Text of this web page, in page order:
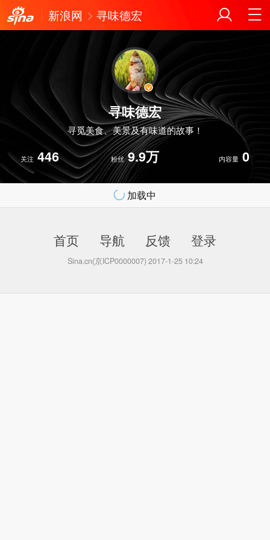
新浪网 寻味德宏
寻味德宏
寻觅美食、美景及有味道的故事！
关注 446 粉丝 9.9万 内容量 0
加载中
首页 导航 反馈 登录
Sina.cn(京ICP0000007) 2017-1-25 10:24